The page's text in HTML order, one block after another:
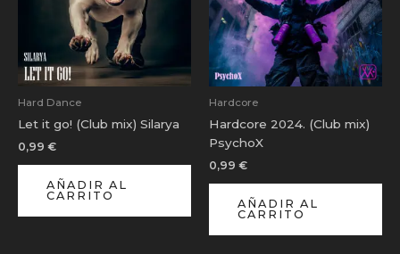
Hard Dance
Let it go! (Club mix) Silarya
0,99 €
AÑADIR AL
CARRITO
Hardcore
Hardcore 2024. (Club mix)
PsychoX
0,99 €
AÑADIR AL
CARRITO